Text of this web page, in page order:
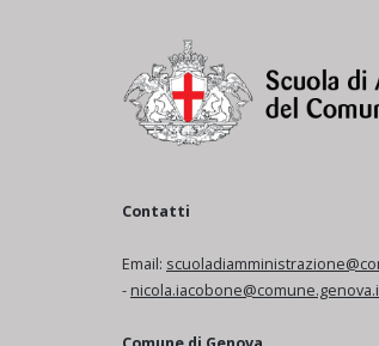
Contatti
Email:
-